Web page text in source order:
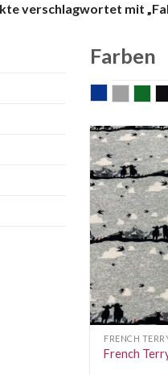
verschlagwortet mit
Farben
FRENCH
French